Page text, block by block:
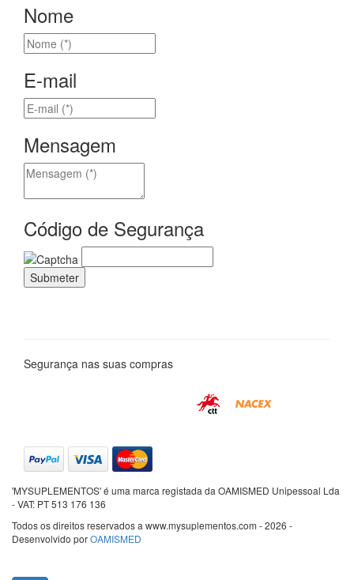
Nome
E-mail
Mensagem
Código de Segurança
Segurança nas suas compras
'MYSUPLEMENTOS' é uma marca registada da OAMISMED Unipessoal Lda
- VAT: PT 513 176 136
Todos os direitos reservados a www.mysuplementos.com - 2026 -
Desenvolvido porOAMISMED